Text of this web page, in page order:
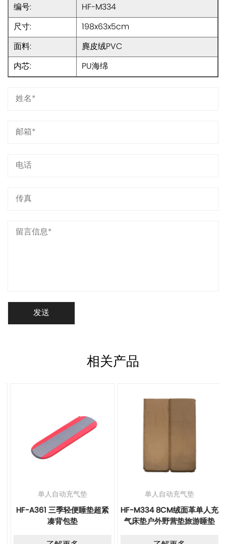
编号:
HF-M334
尺寸:
198x63x5cm
面料:
麂皮绒PVC
内芯:
PU海绵
相关产品
单人自动充气垫
HF-A361 三季轻便睡垫超紧
凑背包垫
单人自动充气垫
HF-M334 8CM绒面革单人充
气床垫户外野营垫旅游睡垫